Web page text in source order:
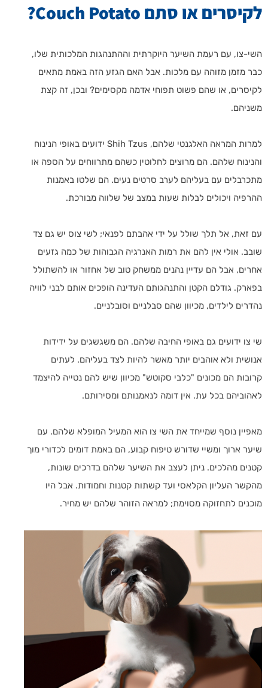
לקיסרים או סתם Couch Potato?
השי-צו, עם רעמת השיער היוקרתית וההתנהגות המלכותית שלו,
כבר מזמן מזוהה עם מלכות. אבל האם הגזע הזה באמת מתאים
לקיסרים, או שהם פשוט תפוחי אדמה מקסימים? ובכן, זה קצת
משניהם.
למרות המראה האלגנטי שלהם, Shih Tzus ידועים באופי הנינוח
והנינוח שלהם. הם מרוצים לחלוטין כשהם מתרווחים על הספה או
מתכרבלים עם בעליהם לערב סרטים נעים. הם שלטו באמנות
ההרפיה ויכולים לבלות שעות במצב של שלווה מבורכת.
עם זאת, אל תלך שולל על ידי אהבתם לפנאי; לשי צוס יש גם צד
שובב. אולי אין להם את רמות האנרגיה הגבוהות של כמה גזעים
אחרים, אבל הם עדיין נהנים ממשחק טוב של אחזור או להשתולל
בפארק. גודלם הקטן והתנהגותם העדינה הופכים אותם לבני לוויה
נהדרים לילדים, מכיוון שהם סבלניים וסובלניים.
שי צו ידועים גם באופי החיבה שלהם. הם משגשגים על ידידות
אנושית ולא אוהבים יותר מאשר להיות לצד בעליהם. לעתים
קרובות הם מכונים "כלבי סקוטש" מכיוון שיש להם נטייה להיצמד
לאהוביהם בכל עת. אין דומה לנאמנותם ומסירותם.
מאפיין נוסף שמייחד את השי צו הוא המעיל המופלא שלהם. עם
שיער ארוך ומשיי שדורש טיפוח קבוע, הם באמת דומים לכדורי מוך
קטנים מהלכים. ניתן לעצב את השיער שלהם בדרכים שונות,
מהקשר העליון הקלאסי ועד קשתות קטנות וחמודות. אבל היו
מוכנים לתחזוקה מסוימת; למראה הזוהר שלהם יש מחיר.